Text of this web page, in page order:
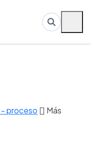
- proceso
Más